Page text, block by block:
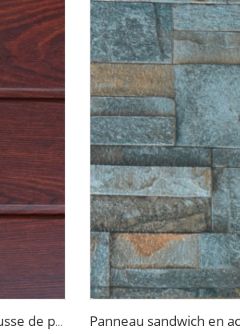
Panneaux sandwich décoratifs en mousse de polyuréthane pour les murs extérieurs, revêtement composite métallique pour la rénovation de maison